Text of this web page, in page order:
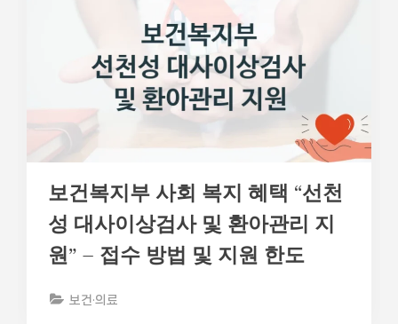
보건복지부 사회 복지 혜택 “선천
성 대사이상검사 및 환아관리 지
원” – 접수 방법 및 지원 한도
보건·의료